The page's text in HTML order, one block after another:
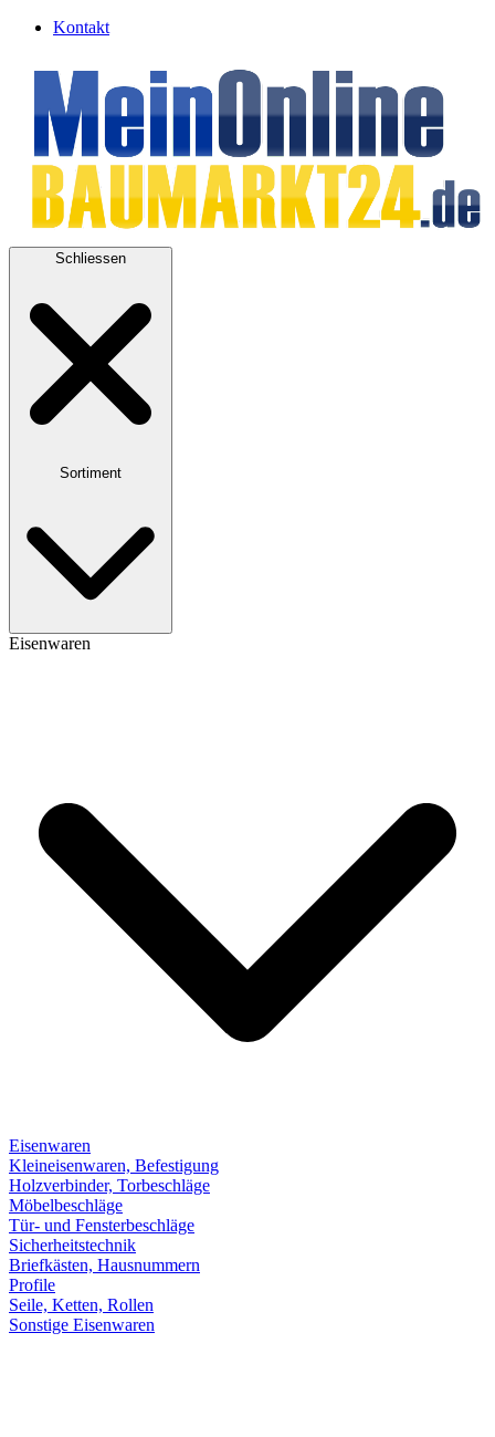
Kontakt
Schliessen
Sortiment
Eisenwaren
Eisenwaren
Kleineisenwaren, Befestigung
Holzverbinder, Torbeschläge
Möbelbeschläge
Tür- und Fensterbeschläge
Sicherheitstechnik
Briefkästen, Hausnummern
Profile
Seile, Ketten, Rollen
Sonstige Eisenwaren